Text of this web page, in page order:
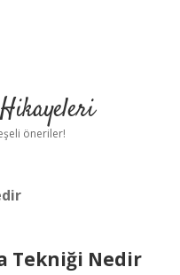
öneriler!
Tekniği Nedir